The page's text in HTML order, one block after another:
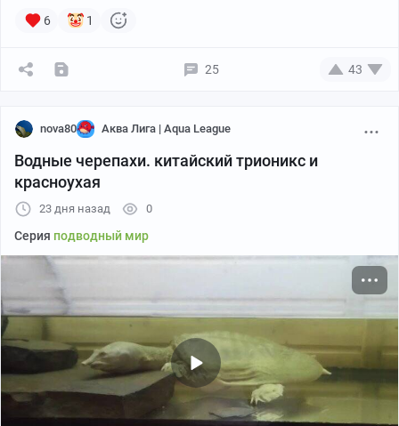
6 1
25 43
nova80 Аква Лига | Aqua League
Водные черепахи. китайский трионикс и
красноухая
23 дня назад 0
Серия подводный мир